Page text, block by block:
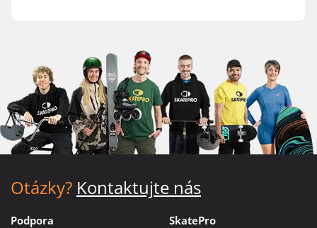
Otázky? Kontaktujte nás
Podpora SkatePro